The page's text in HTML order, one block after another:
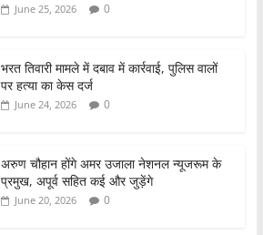
June 25, 2026 0
भरत तिवारी मामले में दबाव में कार्रवाई, पुलिस वालों
पर हत्या का केस दर्ज
June 24, 2026 0
अरुण चौहान होंगे अमर उजाला नेशनल न्यूजरूम के
प्रमुख, अपूर्व सहित कई और जुड़ेंगे
June 20, 2026 0